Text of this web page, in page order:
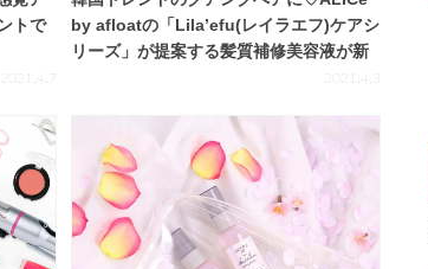
トで
2021.4.7
by afloatの「Lila’efu(レイラエフ)ケアシ
リーズ」が提案する髪質補修美容液が新
2021.4.3